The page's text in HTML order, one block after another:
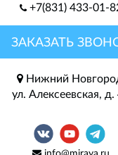
+7(831) 433-01-
ЗАКАЗАТЬ
Нижний
ул. Алексеевская, д.